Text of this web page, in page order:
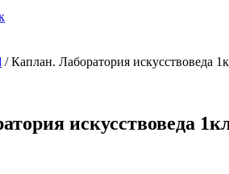
/ Каплан. Лаборатория искусствоведа
искусствоведа